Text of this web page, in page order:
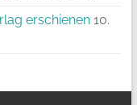
erschienen 10.